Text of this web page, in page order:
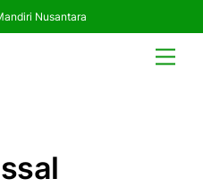
Nusantara